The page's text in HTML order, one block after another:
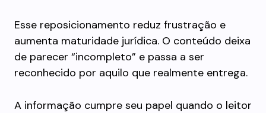
Esse reposicionamento reduz frustração e
aumenta maturidade jurídica. O conteúdo deixa
de parecer “incompleto” e passa a ser
reconhecido por aquilo que realmente entrega.
A informação cumpre seu papel quando o leitor